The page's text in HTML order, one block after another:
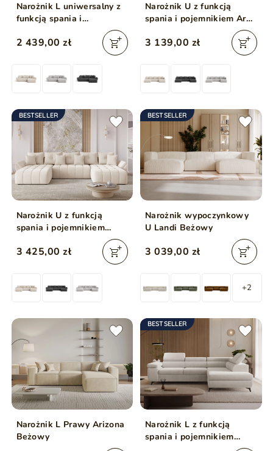
Narożnik L uniwersalny z
funkcją spania i
Beżowy
2 439,00 zł
Narożnik U z funkcją
spania i pojemnikiem Ardi
3 139,00 zł
BESTSELLER
Narożnik U z funkcją
spania i pojemnikiem
3 425,00 zł
BESTSELLER
Narożnik wypoczynkowy
U Landi Beżowy
3 039,00 zł
+2
Narożnik L Prawy Arizona
Beżowy
BESTSELLER
Narożnik L z funkcją
spania i pojemnikiem